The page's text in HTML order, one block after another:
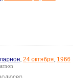
, 24 октября, 1966